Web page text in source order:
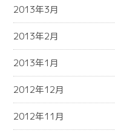
2013年3月
2013年2月
2013年1月
2012年12月
2012年11月